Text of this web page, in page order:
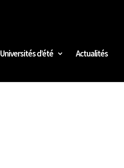
Universités d’été Actualités